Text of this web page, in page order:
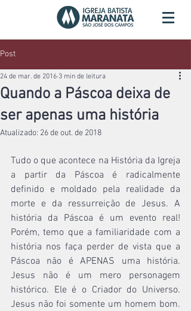
Post
Quando a Páscoa deixa de
ser apenas uma história
24 de mar. de 2016 3 min de leitura
Atualizado: 26 de out. de 2018
Tudo o que acontece na História da Igreja
a partir da Páscoa é radicalmente
definido e moldado pela realidade da
morte e da ressurreição de Jesus. A
história da Páscoa é um evento real!
Porém, temo que a familiaridade com a
história nos faça perder de vista que a
Páscoa não é APENAS uma história.
Jesus não é um mero personagem
histórico. Ele é o Criador do Universo.
Jesus não foi somente um homem bom.